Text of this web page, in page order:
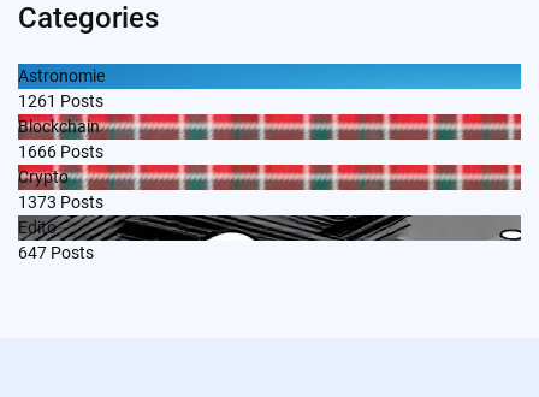
Categories
Astronomie
1261 Posts
Blockchain
1666 Posts
Crypto
1373 Posts
Edito
647 Posts